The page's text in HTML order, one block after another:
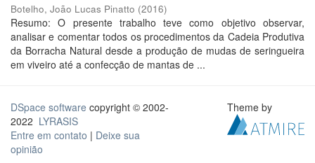
Botelho, João Lucas Pinatto (2016)
Resumo: O presente trabalho teve como objetivo observar,
analisar e comentar todos os procedimentos da Cadeia Produtiva
da Borracha Natural desde a produção de mudas de seringueira
em viveiro até a confecção de mantas de ...
DSpace software copyright © 2002-
2022 LYRASIS
Entre em contato | Deixe sua
opinião
Theme by